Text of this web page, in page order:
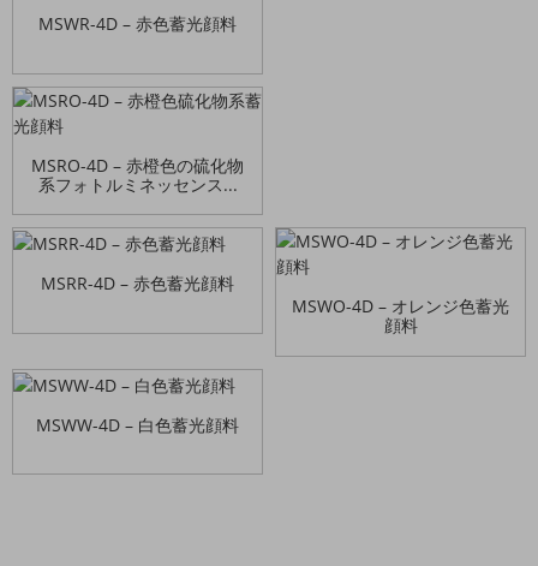
MSWR-4D – 赤色蓄光顔料
MSRO-4D – 赤橙色の硫化物
系フォトルミネッセンス...
MSRR-4D – 赤色蓄光顔料
MSWO-4D – オレンジ色蓄光
顔料
MSWW-4D – 白色蓄光顔料